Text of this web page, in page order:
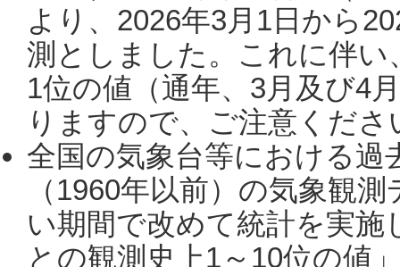
より、2026年3月1日から
測としました。これに伴い
1位の値（通年、3月及び4
りますので、ご注意くだ
全国の気象台等における過
（1960年以前）の気象観
い期間で改めて統計を実
との観測史上1～10位の値